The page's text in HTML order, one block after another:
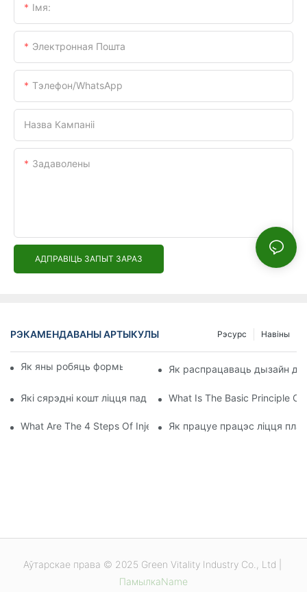
Імя:
Электронная Пошта
Тэлефон/WhatsApp
Назва Кампаніі
Задаволены
АДПРАВІЦЬ ЗАПЫТ ЗАРАЗ
РЭКАМЕНДАВАНЫ АРТЫКУЛЫ Навіны
Рэсурс
Як яны робяць формы для ліцця пад ціскам?
Як распрацаваць дызайн
Які сярэдні кошт ліцця пад ціскам?What Is The Basic Principle
What Are The 4 Steps Of Injection Molding?Як працуе працэс ліцця
Аўтарскае права © 2025 Green Vitality Industry Co., Ltd |
ПамылкаName